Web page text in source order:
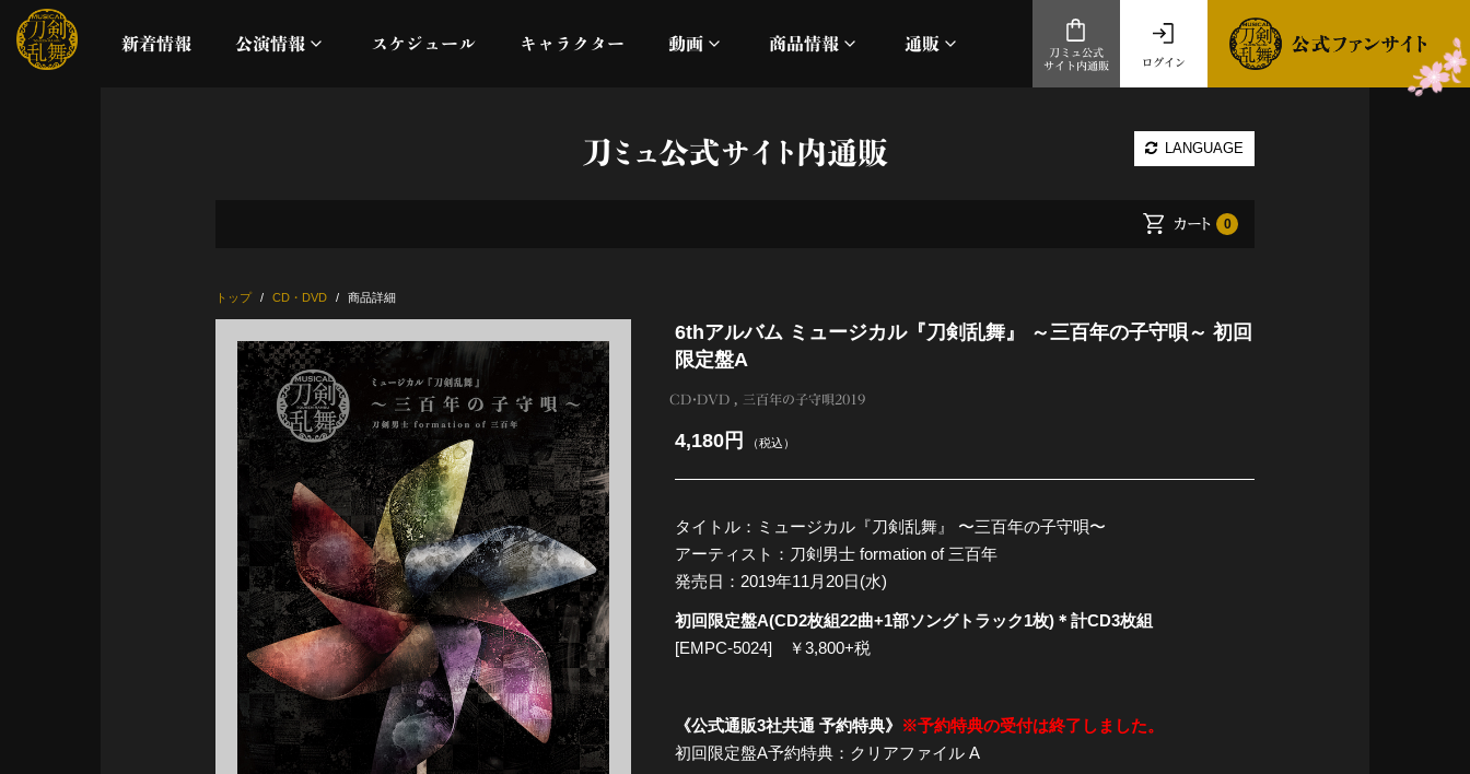
新着情報 公演情報
配信
ライブビューイング
公演に関するお知らせ
スケジュール キャラクター 動画
オフィシャルムービー
商品情報
加州清光 単騎出陣 極
静かなる夜半の寝ざめ
十周年記念 乱舞博覧会
全公演グッズ
ディスコグラフィー
通販
ログイン
刀ミュ公式
サイト内通販
刀ミュ公式サイト内通販 LANGUAGE
カート 0
トップ CD・DVD 商品詳細
6thアルバム ミュージカル『刀剣乱舞』 ～三百年の子守唄～ 初回
限定盤A
CD・DVD 三百年の子守唄2019
4,180円 （税込）
タイトル：ミュージカル『刀剣乱舞』 〜三百年の子守唄〜
アーティスト：刀剣男士 formation of 三百年
発売日：2019年11月20日(水)
初回限定盤A(CD2枚組22曲+1部ソングトラック1枚)＊計CD3枚組
[EMPC-5024] ￥3,800+税
《公式通販3社共通 予約特典》 ※予約特典の受付は終了しました。
初回限定盤A予約特典：クリアファイル A